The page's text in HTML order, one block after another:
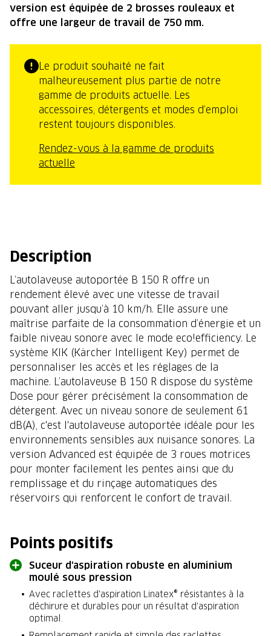
Le produit souhaité ne fait
malheureusement plus partie de notre
gamme de produits actuelle. Les
accessoires, détergents et modes d’emploi
restent toujours disponibles.
Rendez-vous à la gamme de produits
actuelle
version est équipée de 2 brosses rouleaux et
offre une largeur de travail de 750 mm.
Description
L’autolaveuse autoportée B 150 R offre un
rendement élevé avec une vitesse de travail
pouvant aller jusqu’à 10 km/h. Elle assure une
maîtrise parfaite de la consommation d’énergie et un
faible niveau sonore avec le mode eco!efficiency. Le
système KIK (Kärcher Intelligent Key) permet de
personnaliser les accès et les réglages de la
machine. L’autolaveuse B 150 R dispose du système
Dose pour gérer précisément la consommation de
détergent. Avec un niveau sonore de seulement 61
dB(A), c'est l'autolaveuse autoportée idéale pour les
environnements sensibles aux nuisance sonores. La
version Advanced est équipée de 3 roues motrices
pour monter facilement les pentes ainsi que du
remplissage et du rinçage automatiques des
réservoirs qui renforcent le confort de travail.
Points positifs
Suceur d'aspiration robuste en aluminium
moulé sous pression
Avec raclettes d'aspiration Linatex® résistantes à la
déchirure et durables pour un résultat d'aspiration
optimal.